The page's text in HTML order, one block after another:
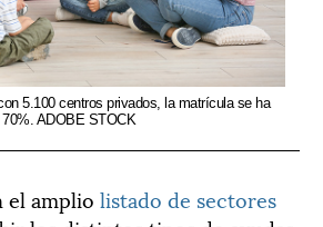
5.100 centros privados, la matrícula se ha
ADOBE STOCK
el amplio listado de sectores